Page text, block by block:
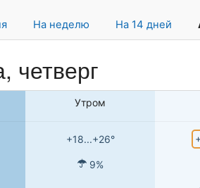
На неделю На 14 дней
четверг
Утром
+18...+26°
9%